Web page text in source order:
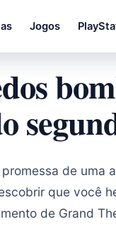
Jogos
de uma
que você
de Grand